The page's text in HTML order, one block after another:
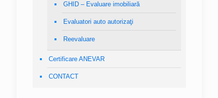
GHID – Evaluare imobiliară
Evaluatori auto autorizaţi
Reevaluare
Certificare ANEVAR
CONTACT